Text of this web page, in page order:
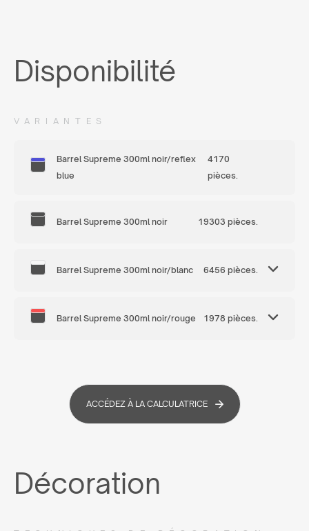
Disponibilité
VARIANTES
Barrel Supreme 300ml noir/reflex
blue
4170
pièces.
Barrel Supreme 300ml noir 19303 pièces.
Barrel Supreme 300ml noir/blanc 6456 pièces.
Barrel Supreme 300ml noir/rouge 1978 pièces.
ACCÉDEZ À LA CALCULATRICE
Décoration